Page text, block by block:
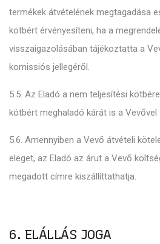
termékek átvételének megtagadása
kötbért érvényesíteni, ha a
visszaigazolásában tájékoztatta a
komissiós jellegéről.
5.5. Az Eladó a nem teljesítési
kötbért meghaladó kárát is a Vevővel
5.6. Amennyiben a Vevő átvételi
eleget, az Eladó az árut a Vevő
megadott címre kiszállíttathatja.
6. ELÁLLÁS JOGA